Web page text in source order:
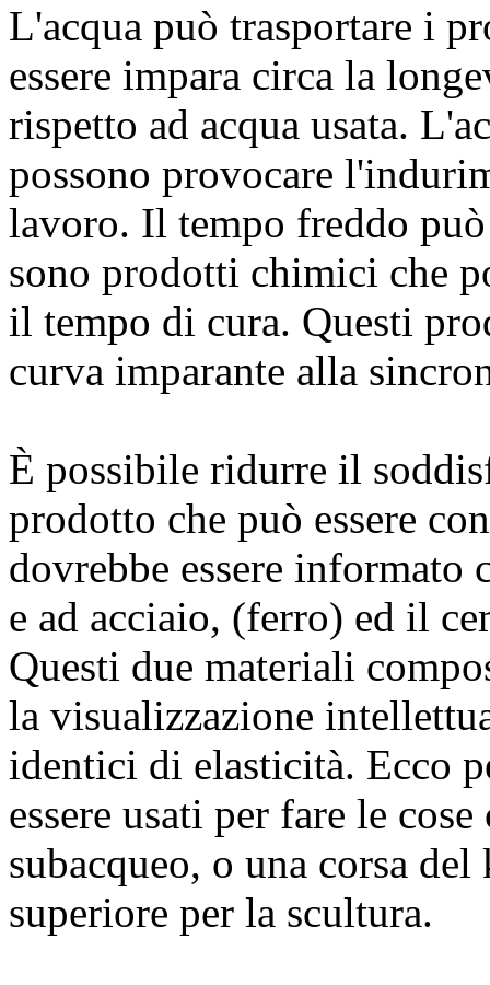
L'acqua può trasportare i
essere impara circa la
rispetto ad acqua usata.
possono provocare
lavoro. Il tempo freddo
sono prodotti chimici che
il tempo di cura. Questi
curva imparante alla
È possibile ridurre il
prodotto che può essere
dovrebbe essere informato
e ad acciaio, (ferro) ed il
Questi due materiali
la visualizzazione
identici di elasticità. Ecco
essere usati per fare le
subacqueo, o una corsa
superiore per la scultura.